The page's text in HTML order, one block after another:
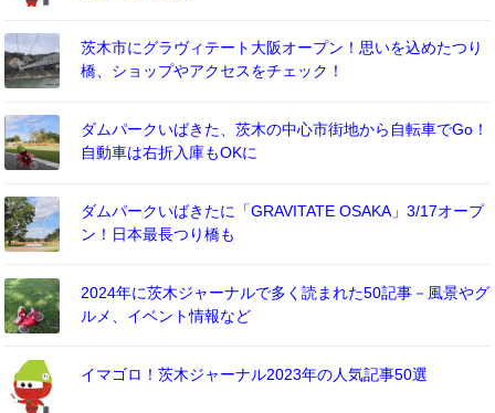
茨木市にグラヴィテート大阪オープン！思いを込めたつり
橋、ショップやアクセスをチェック！
ダムパークいばきた、茨木の中心市街地から自転車でGo！
自動車は右折入庫もOKに
ダムパークいばきたに「GRAVITATE OSAKA」3/17オープ
ン！日本最長つり橋も
2024年に茨木ジャーナルで多く読まれた50記事－風景やグ
ルメ、イベント情報など
イマゴロ！茨木ジャーナル2023年の人気記事50選